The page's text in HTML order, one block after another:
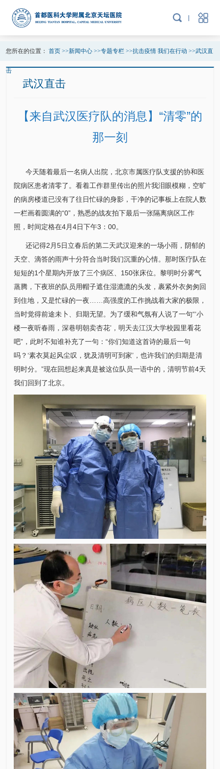
您所在的位置： 首页>>新闻中心>>专题专栏>>抗击疫情 我们在行动 >>武汉直
击
武汉直击
【来自武汉医疗队的消息】“清零”的
那一刻
今天随着最后一名病人出院，北京市属医疗队支援的协和医
院病区患者清零了。看着工作群里传出的照片我泪眼模糊，空旷
的病房楼道已没有了往日忙碌的身影，干净的记事板上在院人数
一栏画着圆满的“0”，熟悉的战友拍下最后一张隔离病区工作
照，时间定格在4月4日下午3：00。
还记得2月5日立春后的第二天武汉迎来的一场小雨，阴郁的
天空、滴答的雨声十分符合当时我们沉重的心情。那时医疗队在
短短的1个星期内开放了三个病区、150张床位。黎明时分雾气
蒸腾，下夜班的队员用帽子遮住湿漉漉的头发，裹紧外衣匆匆回
到住地，又是忙碌的一夜……高强度的工作挑战着大家的极限，
当时觉得前途未卜、归期无望。为了缓和气氛有人说了一句“‘小
楼一夜听春雨，深巷明朝卖杏花’，明天去江汉大学校园里看花
吧”，此时不知谁补充了一句：“你们知道这首诗的最后一句
吗？‘素衣莫起风尘叹，犹及清明可到家’，也许我们的归期是清
明时分。”现在回想起来真是被这位队员一语中的，清明节前4天
我们回到了北京。